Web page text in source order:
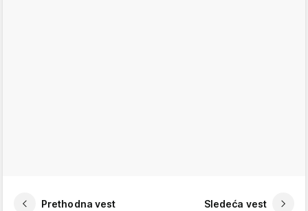
Prethodna vest Sledeća vest